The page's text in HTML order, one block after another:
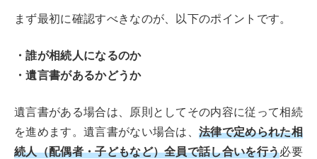
まず最初に確認すべきなのが、以下のポイントです。
・誰が相続人になるのか
・遺言書があるかどうか
遺言書がある場合は、原則としてその内容に従って相続
を進めます。遺言書がない場合は、法律で定められた相
続人（配偶者・子どもなど）全員で話し合いを行う必要